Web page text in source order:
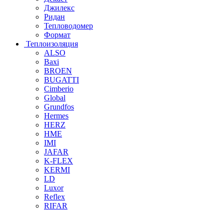
Джилекс
Ридан
Тепловодомер
Формат
Теплоизоляция
ALSO
Baxi
BROEN
BUGATTI
Cimberio
Global
Grundfos
Hermes
HERZ
HME
IMI
JAFAR
K-FLEX
KERMI
LD
Luxor
Reflex
RIFAR